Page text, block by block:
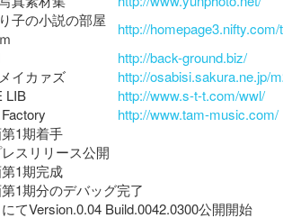
子の小説の部屋
http://
http://back-ground.biz/
イカァズ
http://osabisi.sakura.ne.jp/
LIB
http://www.s-t-t.com/wwl/
http://www.tam-music.com/
1期着手
スリリース公開
1期完成
1期分のデバッグ完了
てVersion.0.04 Build.0042.0300公開開始